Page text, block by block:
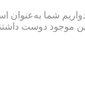
شما به‌عنوان
موجود دوست